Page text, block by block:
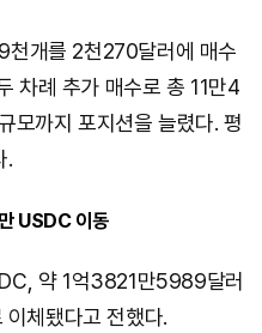
개를 2천270달러에 매수
차례 추가 매수로 총 11만4
까지 포지션을 늘렸다. 평
.
USDC 이동
약 1억3821만5989달러
체됐다고 전했다.